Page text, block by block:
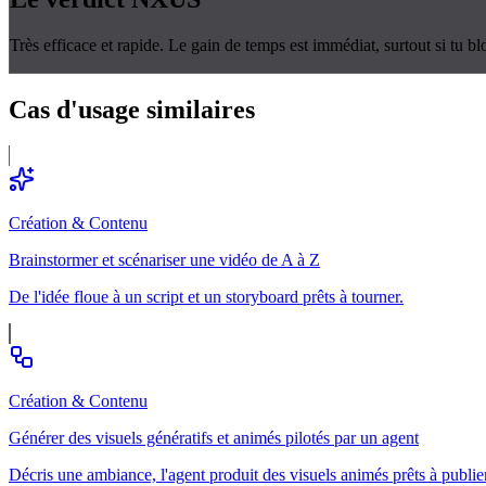
Très efficace et rapide. Le gain de temps est immédiat, surtout si tu
Cas d'usage similaires
Création & Contenu
Brainstormer et scénariser une vidéo de A à Z
De l'idée floue à un script et un storyboard prêts à tourner.
Création & Contenu
Générer des visuels génératifs et animés pilotés par un agent
Décris une ambiance, l'agent produit des visuels animés prêts à